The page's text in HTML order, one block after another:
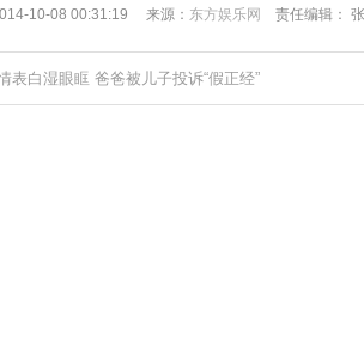
10-08 00:31:19 来源： 东方娱乐网 责任编辑：
表白湿眼眶 爸爸被儿子投诉“假正经”